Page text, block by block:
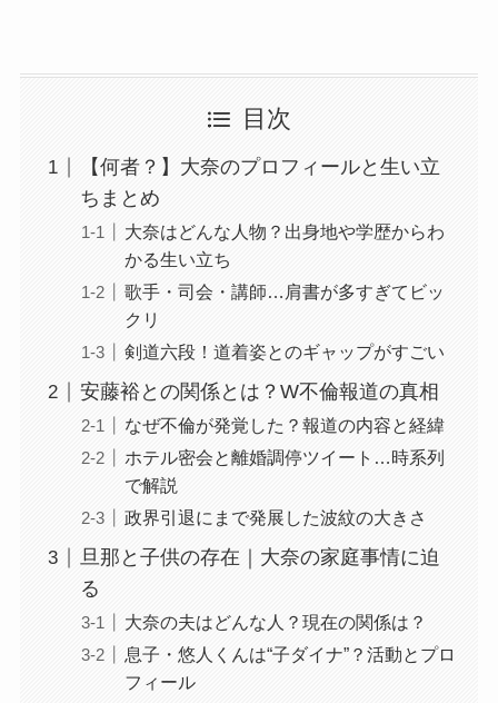
目次
【何者？】大奈のプロフィールと生い立
ちまとめ
大奈はどんな人物？出身地や学歴からわ
かる生い立ち
歌手・司会・講師…肩書が多すぎてビッ
クリ
剣道六段！道着姿とのギャップがすごい
安藤裕との関係とは？W不倫報道の真相
なぜ不倫が発覚した？報道の内容と経緯
ホテル密会と離婚調停ツイート…時系列
で解説
政界引退にまで発展した波紋の大きさ
旦那と子供の存在｜大奈の家庭事情に迫
る
大奈の夫はどんな人？現在の関係は？
息子・悠人くんは“子ダイナ”？活動とプロ
フィール